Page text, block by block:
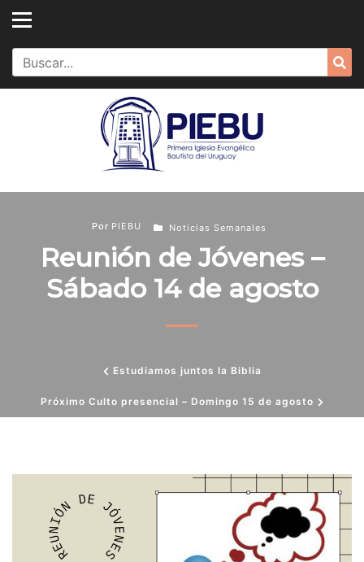
Skip
content
Search
for:
Estudiamos juntos la Biblia
Por PIEBU Noticias Semanales
Reunión de Jóvenes –
Sábado 14 de agosto
Próximo Culto presencial – Domingo 15 de agosto